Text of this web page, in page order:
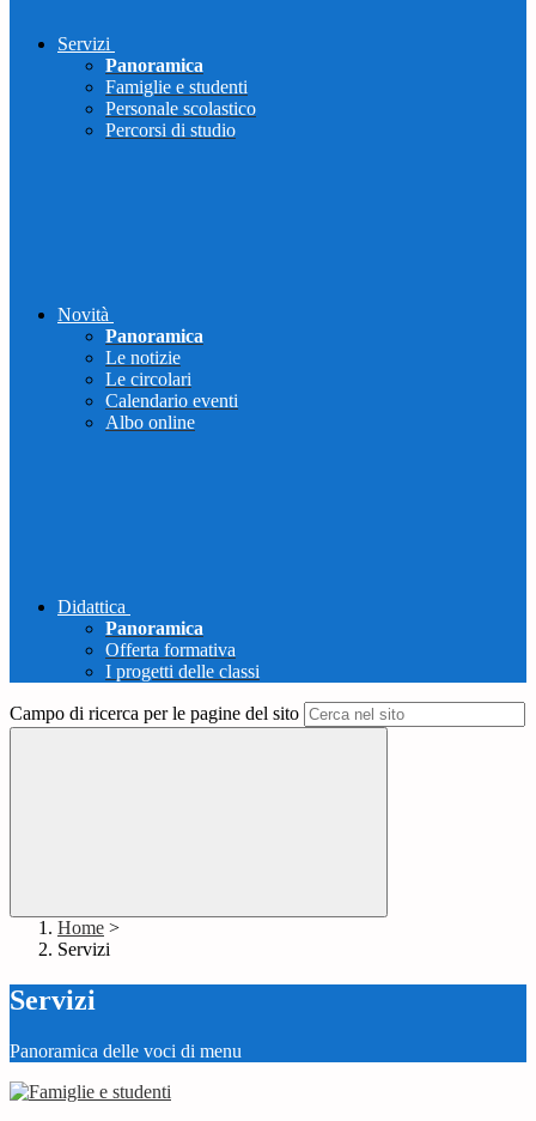
Servizi
Panoramica
Famiglie e studenti
Personale scolastico
Percorsi di studio
Novità
Panoramica
Le notizie
Le circolari
Calendario eventi
Albo online
Didattica
Panoramica
Offerta formativa
I progetti delle classi
Campo di ricerca per le pagine del sito
Home >
Servizi
Servizi
Panoramica delle voci di menu